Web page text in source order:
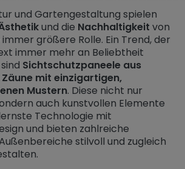
öffnen für „www.tiger-coatings.com“
öffnen für „TIGER Group“
öffnen für „TIGER Blog“
METALL - Hide and See
und Gartengestaltung spielen
und die Nachhaltigkeit von
größere Rolle. Ein Trend, der
immer mehr an Beliebtheit
Sichtschutzpaneele aus
Zäune mit einzigartigen,
Mustern. Diese nicht nur
auch kunstvollen Elemente
Technologie mit
und bieten zahlreiche
stilvoll und zugleich